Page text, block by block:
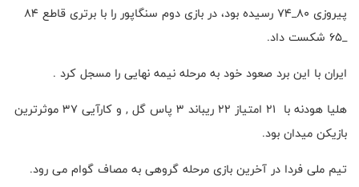
پیروزی ۸۰_۷۴ رسیده بود، در بازی دوم سنگاپور را با برتری قاطع ۸۴
_۶۵ شکست داد.
ایران با این برد صعود خود به مرحله نیمه نهایی را مسجل کرد .
هلیا هودنه با ۲۱ امتیاز ۲۲ ریباند ۳ پاس گل , و کارآیی ۳۷ موثرترین
بازیکن میدان بود.
تیم ملی فردا در آخرین بازی مرحله گروهی به مصاف گوام می رود.